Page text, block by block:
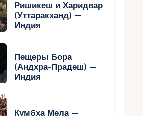
Ришикеш и Харидвар
(Уттаракханд) —
Индия
Пещеры Бора
(Андхра-Прадеш) —
Индия
Кумбха Мела —